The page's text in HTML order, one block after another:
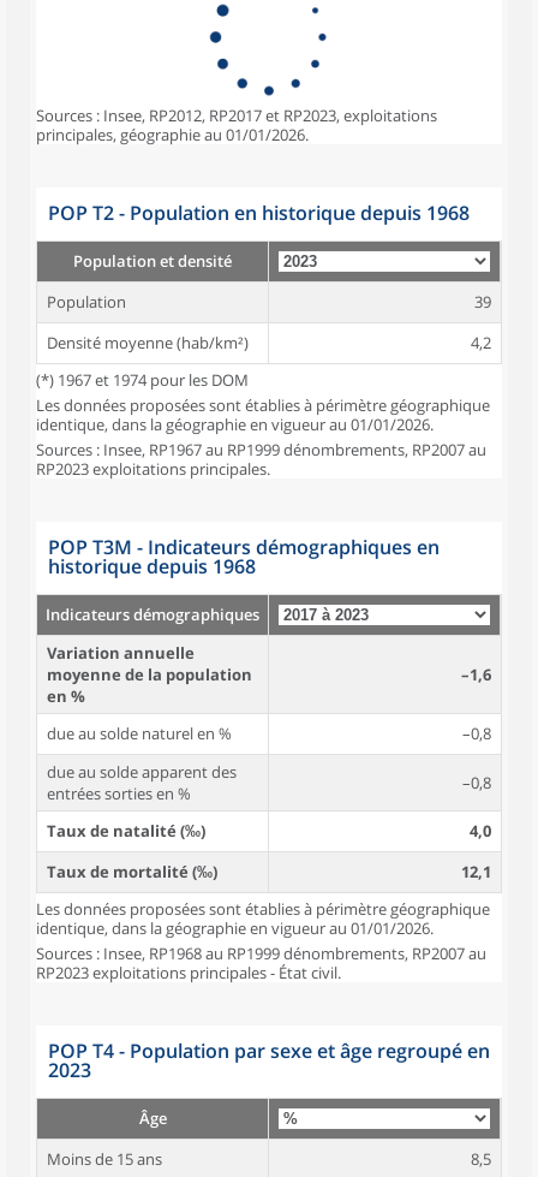
Sources : Insee, RP2012, RP2017 et RP2023, exploitations
principales, géographie au 01/01/2026.
POP T2 - Population en historique depuis 1968
Population et densité
Population
39
Densité moyenne (hab/km²)
4,2
(*) 1967 et 1974 pour les DOM
Les données proposées sont établies à périmètre géographique
identique, dans la géographie en vigueur au 01/01/2026.
Sources : Insee, RP1967 au RP1999 dénombrements, RP2007 au
RP2023 exploitations principales.
POP T3M - Indicateurs démographiques en
historique depuis 1968
Indicateurs démographiques
Variation annuelle
moyenne de la population
en %
–1,6
due au solde naturel en %
–0,8
due au solde apparent des
entrées sorties en %
–0,8
Taux de natalité (‰)
4,0
Taux de mortalité (‰)
12,1
Les données proposées sont établies à périmètre géographique
identique, dans la géographie en vigueur au 01/01/2026.
Sources : Insee, RP1968 au RP1999 dénombrements, RP2007 au
RP2023 exploitations principales - État civil.
POP T4 - Population par sexe et âge regroupé en
2023
Âge
Moins de 15 ans
8,5